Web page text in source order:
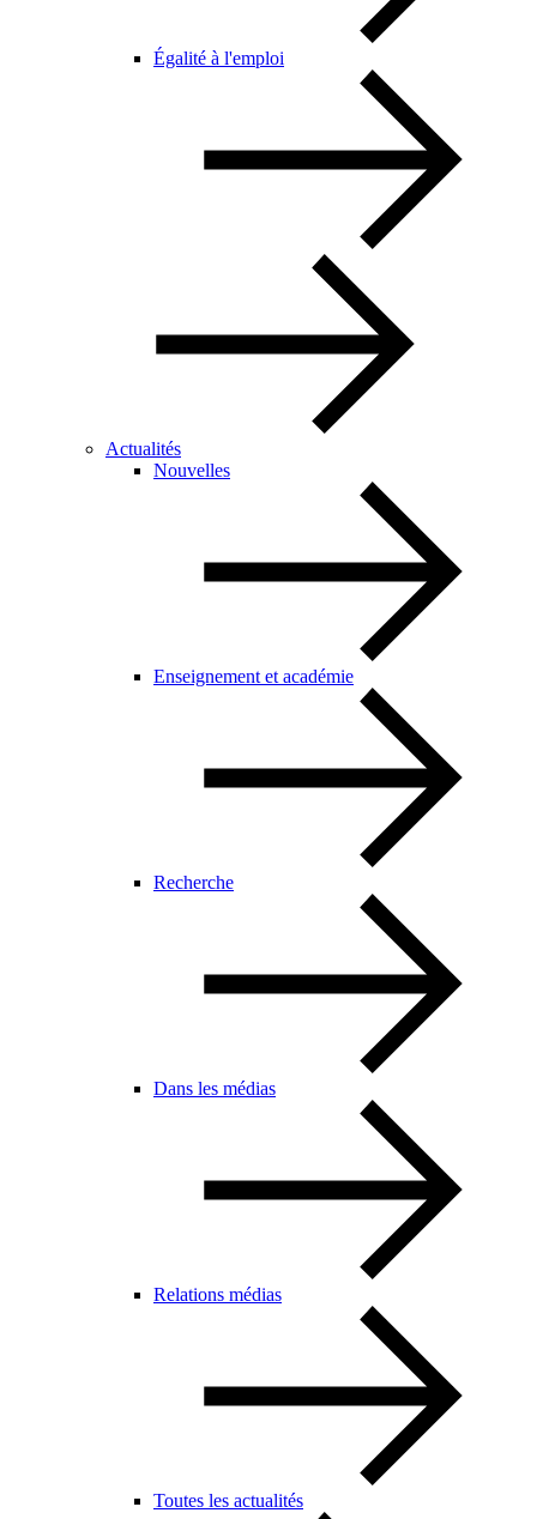
Égalité à l'emploi
Actualités
Nouvelles
Enseignement et académie
Recherche
Dans les médias
Relations médias
Toutes les actualités